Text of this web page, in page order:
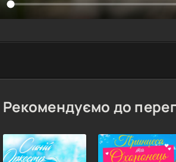
Рекомендуємо до